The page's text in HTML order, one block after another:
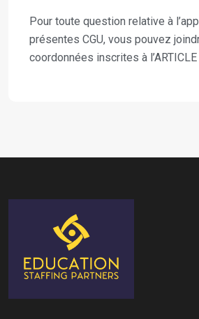
Pour toute question relative à
présentes CGU, vous pouvez
coordonnées inscrites à l’ARTICLE